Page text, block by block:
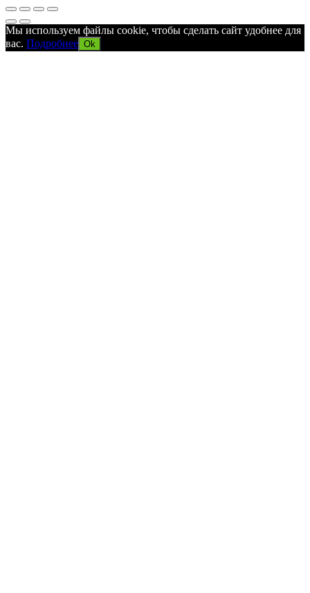
Мы используем файлы cookie, чтобы сделать сайт удобнее для
вас. Подробнее Ok